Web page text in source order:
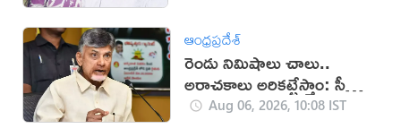
ఆంధ్రప్రదేశ్
రెండు నిమిషాలు చాలు..
అరాచకాలు అరికట్టేస్తాం: సీఎం
చంద్రబాబు
Aug 06, 2026, 10:08 IST